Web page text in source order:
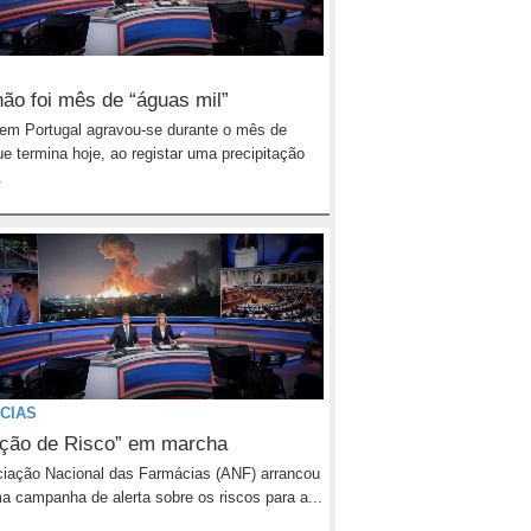
foi mês de “águas mil”
Portugal agravou-se durante o mês de
termina hoje, ao registar uma precipitação
de Risco” em marcha
Nacional das Farmácias (ANF) arrancou
campanha de alerta sobre os riscos para a...